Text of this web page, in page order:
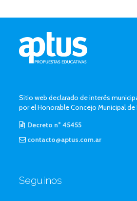
Sitio web declarado de interés
por el Honorable Concejo Municipal de
Decreto n° 45455
contacto@aptus.com.ar
Seguinos